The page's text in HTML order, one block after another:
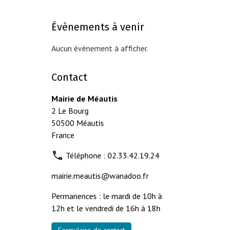
Évènements à venir
Aucun évènement à afficher.
Contact
Mairie de Méautis
2 Le Bourg
50500 Méautis
France
Téléphone : 02.33.42.19.24
mairie.meautis@wanadoo.fr
Permanences : le mardi de 10h à
12h et le vendredi de 16h à 18h